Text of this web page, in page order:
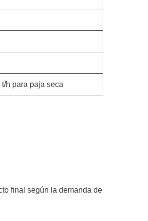
h para paja seca
final según la demanda de